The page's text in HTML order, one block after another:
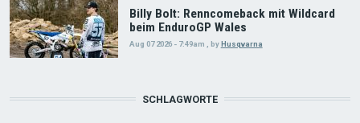
Billy Bolt: Renncomeback mit Wildcard
beim EnduroGP Wales
Aug 07 2026 - 7:49am byHusqvarna
SCHLAGWORTE